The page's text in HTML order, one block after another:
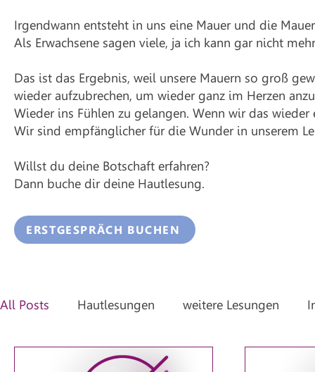
Irgendwann entsteht in uns eine Mauer und die
Als Erwachsene sagen viele, ja ich kann gar nicht
Das ist das Ergebnis, weil unsere Mauern so groß
wieder aufzubrechen, um wieder ganz im Herzen
Wieder ins Fühlen zu gelangen. Wenn wir das
Wir sind empfänglicher für die Wunder in unserem
Willst du deine Botschaft erfahren?
Dann buche dir deine Hautlesung.
ERSTGESPRÄCH BUCHEN
All Posts Hautlesungen weitere Lesungen
Blutschwämmchen Brennen / Juckreiz